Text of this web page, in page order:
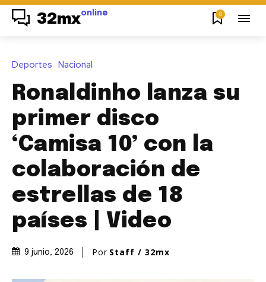
32mxonline 0
Deportes Nacional
Ronaldinho lanza su
primer disco
‘Camisa 10’ con la
colaboración de
estrellas de 18
países | Video
9 junio, 2026 Por Staff / 32mx